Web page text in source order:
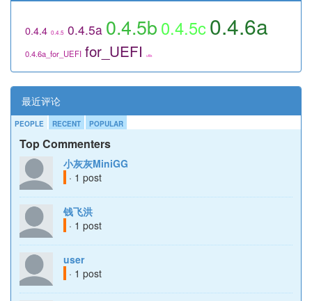
0.4.4 0.4.5 0.4.5a 0.4.5b 0.4.5c0.4.6a
0.4.6a_for_UEFI for_UEFI utils
最近评论
PEOPLE RECENT POPULAR
Top Commenters
小灰灰MiniGG
· 1 post
钱飞洪
· 1 post
user
· 1 post